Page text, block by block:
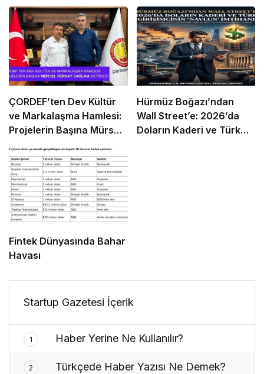
ÇORDEF’ten Dev Kültür
ve Markalaşma Hamlesi:
Projelerin Başına Mürsel
Hürmüz Boğazı’ndan
Wall Street’e: 2026’da
Doların Kaderi ve Türk
Fintek Dünyasında Bahar
Havası
Startup Gazetesi İçerik
1 Haber Yerine Ne Kullanılır?
2 Türkçede Haber Yazısı Ne Demek?